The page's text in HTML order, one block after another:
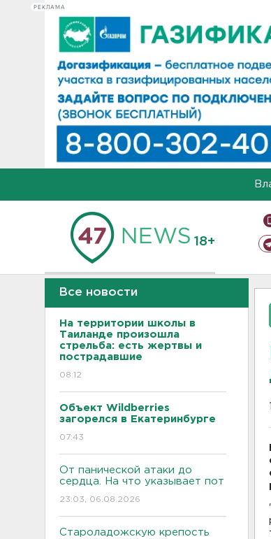
РЕКЛАМА
18+
Все новости
На территории школы в
Таиланде произошла
стрельба: есть жертвы и
пострадавшие
08:12
Объект Wildberries
загорелся в Екатеринбурге
07:43
От панической атаки до
сердца. На что указывает пот
23:03, 06.08.2026
Староладожскую крепость